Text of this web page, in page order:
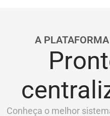
A
Conheça o melhor